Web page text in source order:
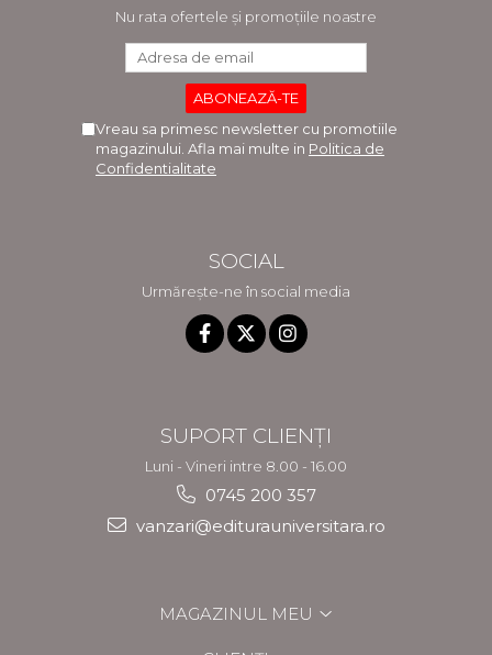
Nu rata ofertele și promoțiile noastre
Vreau sa primesc newsletter cu promotiile
magazinului. Afla mai multe in Politica de
Confidentialitate
SOCIAL
Urmărește-ne în social media
SUPORT CLIENȚI
Luni - Vineri intre 8.00 - 16.00
0745 200 357
vanzari@editurauniversitara.ro
MAGAZINUL MEU